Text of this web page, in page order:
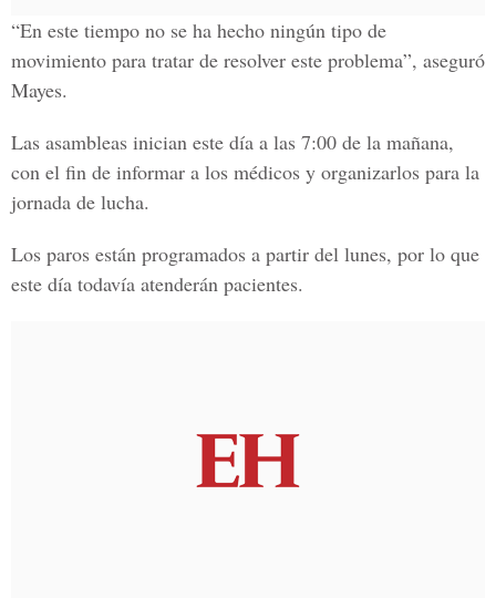
“En este tiempo no se ha hecho ningún tipo de
movimiento para tratar de resolver este problema”, aseguró
Mayes.
Las asambleas inician este día a las 7:00 de la mañana,
con el fin de informar a los médicos y organizarlos para la
jornada de lucha.
Los paros están programados a partir del lunes, por lo que
este día todavía atenderán pacientes.